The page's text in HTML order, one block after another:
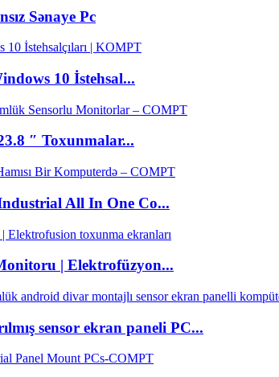
Sənaye Pc
10 İstehsal...
″ Toxunmalar...
All In One Co...
| Elektrofüzyon...
sensor ekran paneli PC...